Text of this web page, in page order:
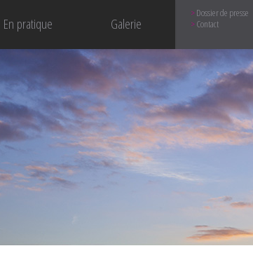
En pratique Galerie
Dossier de presse
Contact